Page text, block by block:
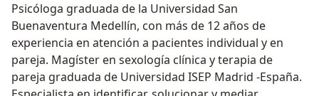
Psicóloga graduada de la Universidad San
Buenaventura Medellín, con más de 12 años de
experiencia en atención a pacientes individual y en
pareja. Magíster en sexología clínica y terapia de
pareja graduada de Universidad ISEP Madrid -España.